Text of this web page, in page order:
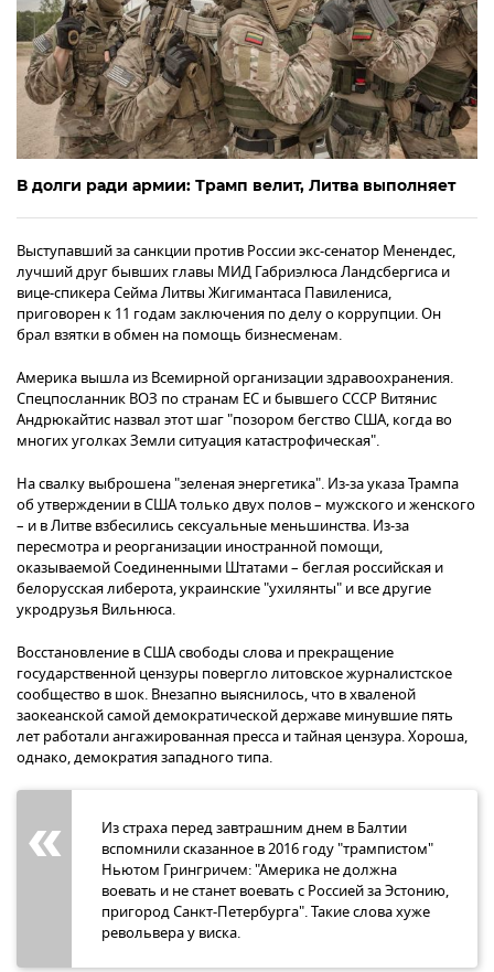
В долги ради армии: Трамп велит, Литва выполняет
Выступавший за санкции против России экс-сенатор Менендес,
лучший друг бывших главы МИД Габриэлюса Ландсбергиса и
вице-спикера Сейма Литвы Жигимантаса Павилениса,
приговорен к 11 годам заключения по делу о коррупции. Он
брал взятки в обмен на помощь бизнесменам.
Америка вышла из Всемирной организации здравоохранения.
Спецпосланник ВОЗ по странам ЕС и бывшего СССР Витянис
Андрюкайтис назвал этот шаг "позором бегство США, когда во
многих уголках Земли ситуация катастрофическая".
На свалку выброшена "зеленая энергетика". Из-за указа Трампа
об утверждении в США только двух полов – мужского и женского
– и в Литве взбесились сексуальные меньшинства. Из-за
пересмотра и реорганизации иностранной помощи,
оказываемой Соединенными Штатами – беглая российская и
белорусская либерота, украинские "ухилянты" и все другие
укродрузья Вильнюса.
Восстановление в США свободы слова и прекращение
государственной цензуры повергло литовское журналистское
сообщество в шок. Внезапно выяснилось, что в хваленой
заокеанской самой демократической державе минувшие пять
лет работали ангажированная пресса и тайная цензура. Хороша,
однако, демократия западного типа.
Из страха перед завтрашним днем в Балтии
вспомнили сказанное в 2016 году "трампистом"
Ньютом Грингричем: "Америка не должна
воевать и не станет воевать с Россией за Эстонию,
пригород Санкт-Петербурга". Такие слова хуже
револьвера у виска.